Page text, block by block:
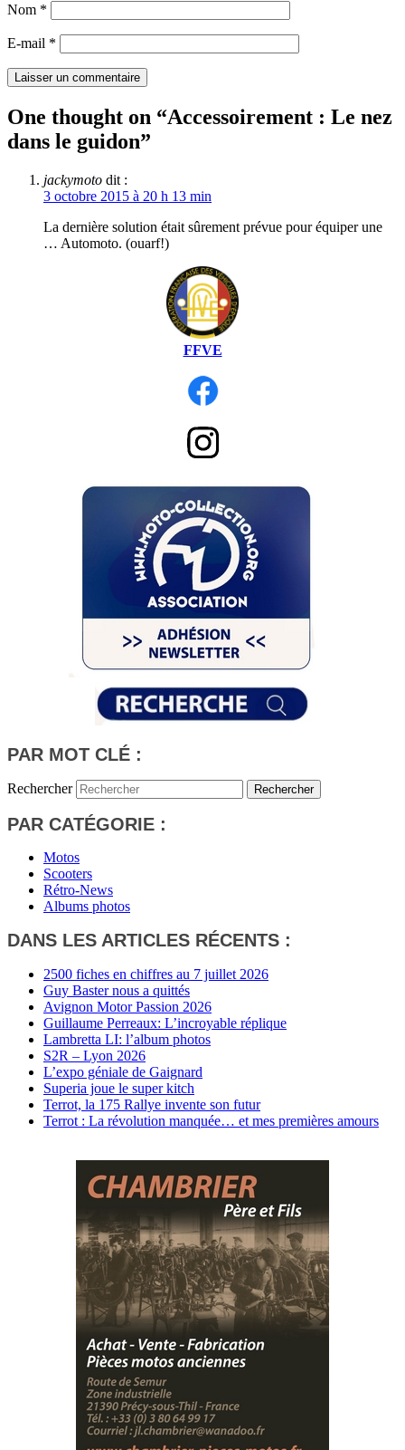
Nom *
E-mail *
One thought on “Accessoirement : Le nez
dans le guidon”
jackymoto dit :
3 octobre 2015 à 20 h 13 min
La dernière solution était sûrement prévue pour équiper une
… Automoto. (ouarf!)
FFVE
PAR MOT CLÉ :
Rechercher
PAR CATÉGORIE :
Motos
Scooters
Rétro-News
Albums photos
DANS LES ARTICLES RÉCENTS :
2500 fiches en chiffres au 7 juillet 2026
Guy Baster nous a quittés
Avignon Motor Passion 2026
Guillaume Perreaux: L’incroyable réplique
Lambretta LI: l’album photos
S2R – Lyon 2026
L’expo géniale de Gaignard
Superia joue le super kitch
Terrot, la 175 Rallye invente son futur
Terrot : La révolution manquée… et mes premières amours